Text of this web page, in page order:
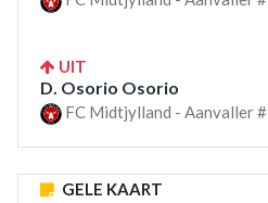
UIT
D. Osorio Osorio
FC Midtjylland - Aanvaller #
GELE KAART